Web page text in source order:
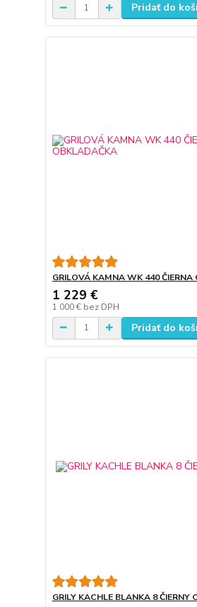
Pridať do
GRILOVÁ KAMNA WK 440 ČIERNA
1 229 €
1 000 € bez DPH
Pridať do
GRILY KACHLE BLANKA 8 ČIERNY